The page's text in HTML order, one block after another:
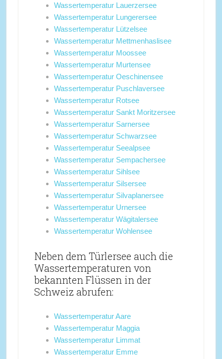
Wassertemperatur Lauerzersee
Wassertemperatur Lungerersee
Wassertemperatur Lützelsee
Wassertemperatur Mettmenhaslisee
Wassertemperatur Moossee
Wassertemperatur Murtensee
Wassertemperatur Oeschinensee
Wassertemperatur Puschlaversee
Wassertemperatur Rotsee
Wassertemperatur Sankt Moritzersee
Wassertemperatur Sarnersee
Wassertemperatur Schwarzsee
Wassertemperatur Seealpsee
Wassertemperatur Sempachersee
Wassertemperatur Sihlsee
Wassertemperatur Silsersee
Wassertemperatur Silvaplanersee
Wassertemperatur Urnersee
Wassertemperatur Wägitalersee
Wassertemperatur Wohlensee
Neben dem Türlersee auch die
Wassertemperaturen von
bekannten Flüssen in der
Schweiz abrufen:
Wassertemperatur Aare
Wassertemperatur Maggia
Wassertemperatur Limmat
Wassertemperatur Emme